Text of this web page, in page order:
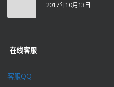
2017年10月13日
在线客服
客服QQ